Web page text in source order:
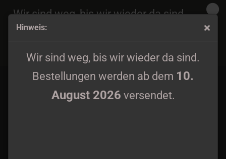
Hinweis:
Wir sind weg, bis wir wieder da sind.
Bestellungen werden ab dem 10.
August 2026 versendet.
Wir sind weg, bis wir wieder da sind.
Bestellungen werden ab dem
August 2026
versendet.